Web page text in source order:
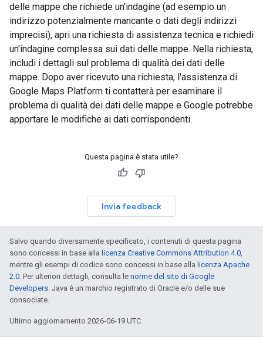
delle mappe che richiede un'indagine (ad esempio un
indirizzo potenzialmente mancante o dati degli indirizzi
imprecisi), apri una richiesta di assistenza tecnica e richiedi
un'indagine complessa sui dati delle mappe. Nella richiesta,
includi i dettagli sul problema di qualità dei dati delle
mappe. Dopo aver ricevuto una richiesta, l'assistenza di
Google Maps Platform ti contatterà per esaminare il
problema di qualità dei dati delle mappe e Google potrebbe
apportare le modifiche ai dati corrispondenti.
Questa pagina è stata utile?
Invia feedback
Salvo quando diversamente specificato, i contenuti di questa pagina
sono concessi in base alla licenza Creative Commons Attribution 4.0
mentre gli esempi di codice sono concessi in base alla licenza Apache
2.0 . Per ulteriori dettagli, consulta le norme del sito di Google
Developers . Java è un marchio registrato di Oracle e/o delle sue
consociate.
Ultimo aggiornamento 2026-06-19 UTC.